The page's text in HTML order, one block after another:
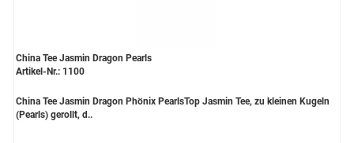
China Tee Jasmin Dragon Pearls
Artikel-Nr.: 1100
China Tee Jasmin Dragon Phönix PearlsTop Jasmin Tee, zu kleinen Kugeln
(Pearls) gerollt, d..